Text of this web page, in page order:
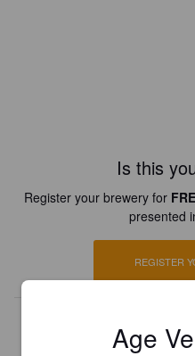
Is this
Register your brewery for
presented
REGISTER
Age